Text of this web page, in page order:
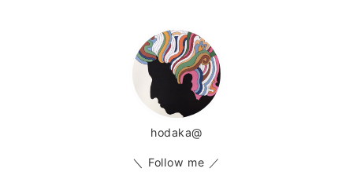
hodaka@
＼ Follow me ／